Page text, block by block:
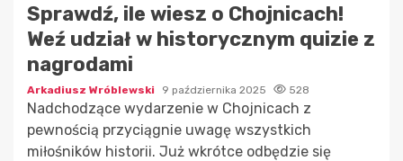
Sprawdź, ile wiesz o Chojnicach!
Weź udział w historycznym quizie z
nagrodami
Arkadiusz Wróblewski 9 października 2025 528
Nadchodzące wydarzenie w Chojnicach z
pewnością przyciągnie uwagę wszystkich
miłośników historii. Już wkrótce odbędzie się